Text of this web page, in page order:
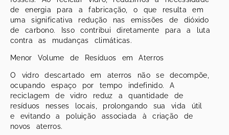
de energia para a fabricação, o que resulta em
uma significativa redução nas emissões de dióxido
de carbono. Isso contribui diretamente para a luta
contra as mudanças climáticas.
Menor Volume de Resíduos em Aterros
O vidro descartado em aterros não se decompõe,
ocupando espaço por tempo indefinido. A
reciclagem de vidro reduz a quantidade de
resíduos nesses locais, prolongando sua vida útil
e evitando a poluição associada à criação de
novos aterros.